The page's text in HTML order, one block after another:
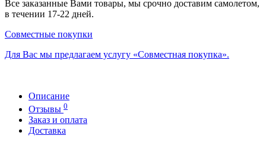
Все заказанные Вами товары, мы срочно доставим самолетом,
в течении 17-22 дней.
Совместные покупки
Для Вас мы предлагаем услугу «Совместная покупка».
Описание
Отзывы 0
Заказ и оплата
Доставка